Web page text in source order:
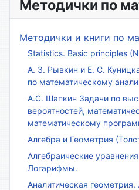
Методички по
Методички и книги по
Statistics. Basic principles
А. З. Рывкин и Е. С.
по математическому
А.С. Шапкин Задачи по
вероятностей,
математическому
Алгебра и Геометрия
Алгебраические
Логарифмы.
Аналитическая геометрия.